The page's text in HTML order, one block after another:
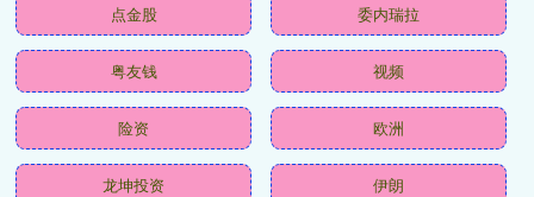
点金股 委内瑞拉
粤友钱 视频
险资 欧洲
龙坤投资 伊朗